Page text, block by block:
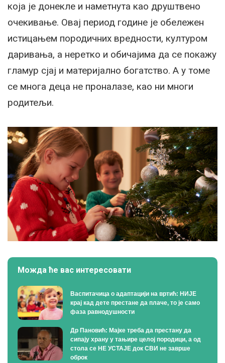
која је донекле и наметнута као друштвено
очекивање. Овај период године је обележен
истицањем породичних вредности, културом
даривања, а неретко и обичајима да се покажу
гламур сјај и материјално богатство. А у томе
се многа деца не проналазе, као ни многи
родитељи.
Можда ће вас интересовати
Васпитачица о адаптацији на вртић: НИЈЕ
крај кад дете престане да плаче, то је само
фаза равнодушности
Др Пановић: Мајке треба да престану да
сипају храну у тањире целој породици, а од
стола се НЕ УСТАЈЕ док СВИ не заврше
оброк